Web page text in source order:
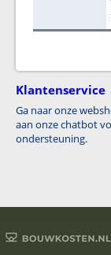
Klantenservice
Ga naar onze
aan onze chatbot
ondersteuning.